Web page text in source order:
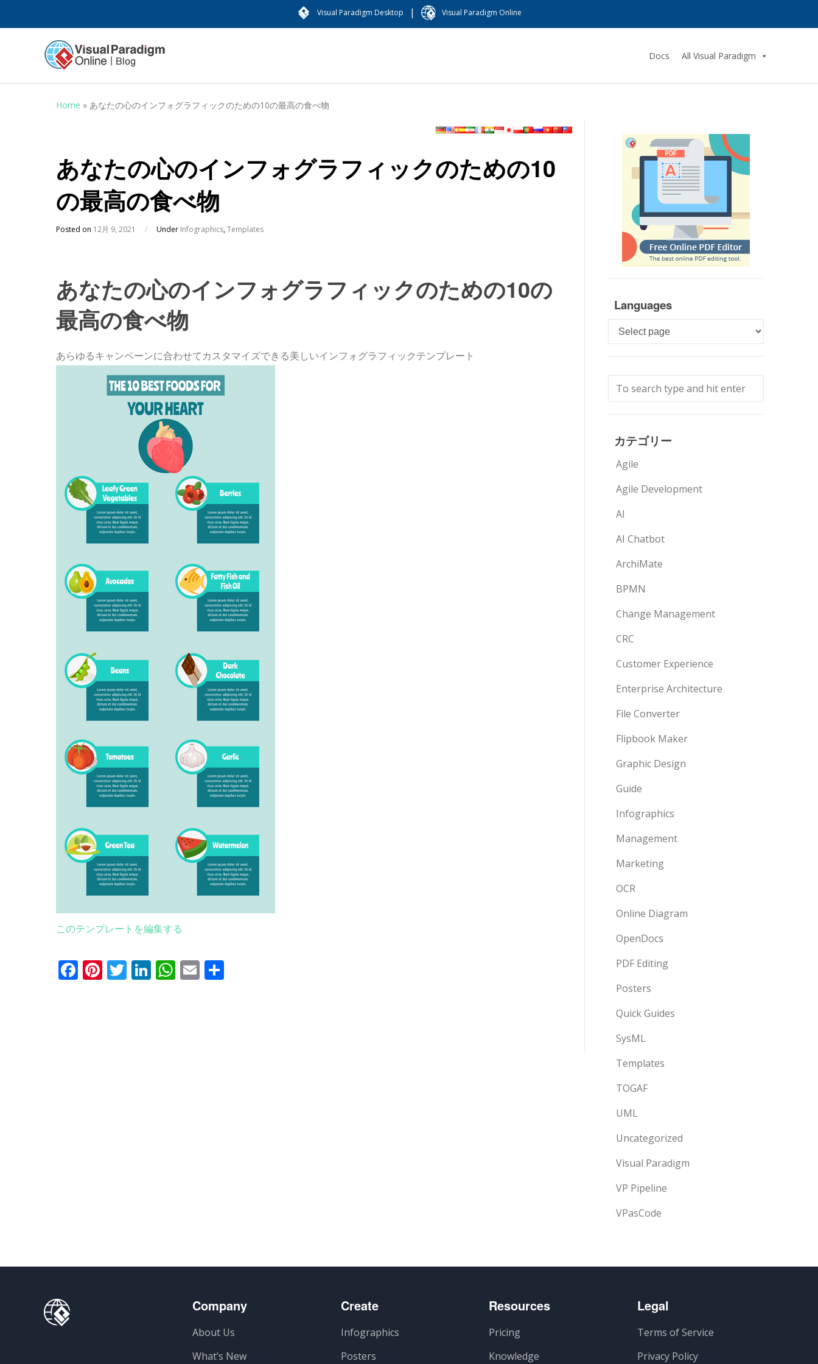
Visual Paradigm Desktop | Visual Paradigm Online
Docs All Visual Paradigm
Home » あなたの心のインフォグラフィックのための10の最高の食べ物
あなたの心のインフォグラフィックのための10
の最高の食べ物
Posted on 12月 9, 2021 / Under Infographics,Templates
あなたの心のインフォグラフィックのための10の
最高の食べ物
あらゆるキャンペーンに合わせてカスタマイズできる美しいインフォグラフィックテンプレート
このテンプレートを編集する
Facebook
Pinterest
Twitter
LinkedIn
WhatsApp
Email
Languages
Languages
カテゴリー
Agile
Agile Development
AI
AI Chatbot
ArchiMate
BPMN
Change Management
CRC
Customer Experience
Enterprise Architecture
File Converter
Flipbook Maker
Graphic Design
Guide
Infographics
Management
Marketing
OCR
Online Diagram
OpenDocs
PDF Editing
Posters
Quick Guides
SysML
Templates
TOGAF
UML
Uncategorized
Visual Paradigm
VP Pipeline
VPasCode
Company
About Us
What’s New
Create
Infographics
Posters
Resources
Pricing
Knowledge
Legal
Terms of Service
Privacy Policy